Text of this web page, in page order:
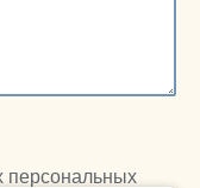
персональных